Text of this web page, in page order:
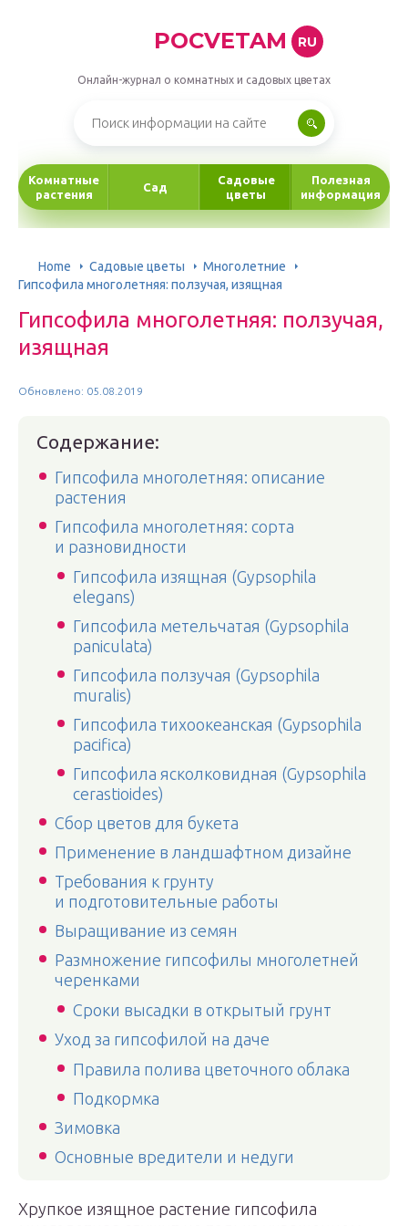
POCVETAM RU
Онлайн-журнал о комнатных и садовых цветах
Комнатные
растения
Сад
Садовые
цветы
Полезная
информация
Home Садовые цветы
Многолетние
Гипсофила многолетняя: ползучая, изящная
Гипсофила многолетняя: ползучая,
изящная
Обновлено: 05.08.2019
Содержание:
Гипсофила многолетняя: описание
растения
Гипсофила многолетняя: сорта
и разновидности
Гипсофила изящная (Gypsophila
elegans)
Гипсофила метельчатая (Gypsophila
paniculata)
Гипсофила ползучая (Gypsophila
muralis)
Гипсофила тихоокеанская (Gypsophila
pacifica)
Гипсофила ясколковидная (Gypsophila
cerastioides)
Сбор цветов для букета
Применение в ландшафтном дизайне
Требования к грунту
и подготовительные работы
Выращивание из семян
Размножение гипсофилы многолетней
черенками
Сроки высадки в открытый грунт
Уход за гипсофилой на даче
Правила полива цветочного облака
Подкормка
Зимовка
Основные вредители и недуги
Хрупкое изящное растение гипсофила